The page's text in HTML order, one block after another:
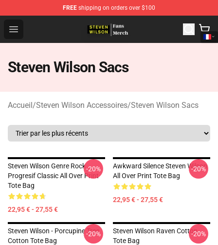
FREE shipping on orders over $100
Open menu
Steven Wilson Store - Official Steven Wilson
Steven Wilson Sacs
Accueil/Steven Wilson Accessoires/Steven Wilson Sacs
Steven Wilson Genre Rock
Progresif Classic All Over Print
Tote Bag
22,95 € - 27,55 €
-20%
Awkward Silence Steven Wilson
All Over Print Tote Bag
22,95 € - 27,55 €
-20%
Steven Wilson - Porcupine Tree
Cotton Tote Bag
-20%
Steven Wilson Raven Cotton
Tote Bag
-20%